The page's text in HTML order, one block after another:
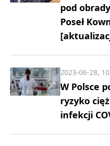
pod
Poseł
W Polsce
ryzyko
infekcji
2023-06-28,